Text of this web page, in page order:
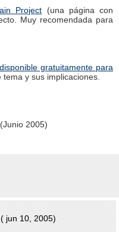
Project (una página con
Muy recomendada para
disponible gratuitamente para
y sus implicaciones.
(Junio 2005)
( jun 10, 2005)